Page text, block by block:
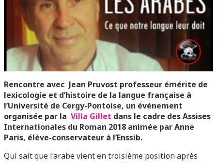
Rencontre avec Jean Pruvost professeur émérite de
lexicologie et d’histoire de la langue française à
l’Université de Cergy-Pontoise, un évènement
organisée par la Villa Gillet dans le cadre des Assises
Internationales du Roman 2018 animée par Anne
Paris, élève-conservateur à l’Enssib.
Qui sait que l’arabe vient en troisième position après